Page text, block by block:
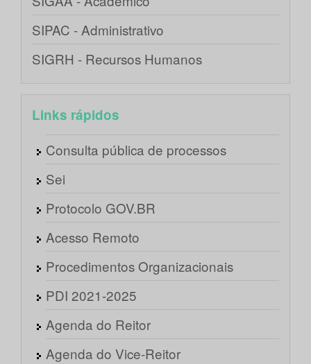
SIPAC - Administrativo
SIGRH - Recursos Humanos
Links rápidos
Consulta pública de processos
Sei
Protocolo GOV.BR
Acesso Remoto
Procedimentos Organizacionais
PDI 2021-2025
Agenda do Reitor
Agenda do Vice-Reitor